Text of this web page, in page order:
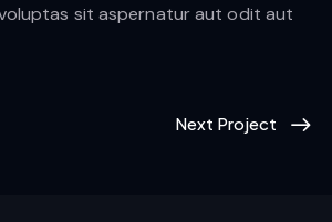
sit aspernatur aut odit aut
Next Project